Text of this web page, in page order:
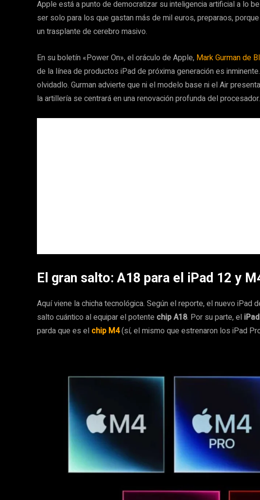
Apple está a punto de democratizar su inteligencia artificial a lo
ser solo para los que gastan más de mil euros, preparaos,
un trasplante de cerebro masivo.
En su boletín «Power On», el oráculo de Apple, Mark Gurman de
de la línea de productos iPad de próxima generación es
olvidadlo. Gurman advierte que ni el modelo base ni el Air
la artillería se centrará en una renovación profunda del procesador.
El gran salto: A18 para el iPad 12 y
Aquí viene la chicha tecnológica. Según el reporte, el nuevo iPad
salto cuántico al equipar el potente chip A18. Por su parte, el
parda que es el chip M4(sí, el mismo que estrenaron los iPad